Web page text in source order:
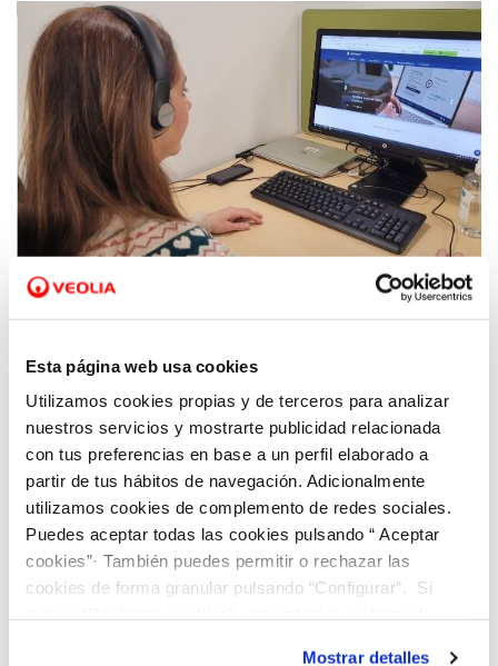
Esta página web usa cookies
Utilizamos cookies propias y de terceros para analizar
nuestros servicios y mostrarte publicidad relacionada
con tus preferencias en base a un perfil elaborado a
partir de tus hábitos de navegación. Adicionalmente
utilizamos cookies de complemento de redes sociales.
Puedes aceptar todas las cookies pulsando “ Aceptar
cookies”· También puedes permitir o rechazar las
cookies de forma granular pulsando “Configurar”. Si
Mostrar detalles
17 DIC 2021
lanzan el programa Contigo para estar cada
vez “Más cerca de ti”